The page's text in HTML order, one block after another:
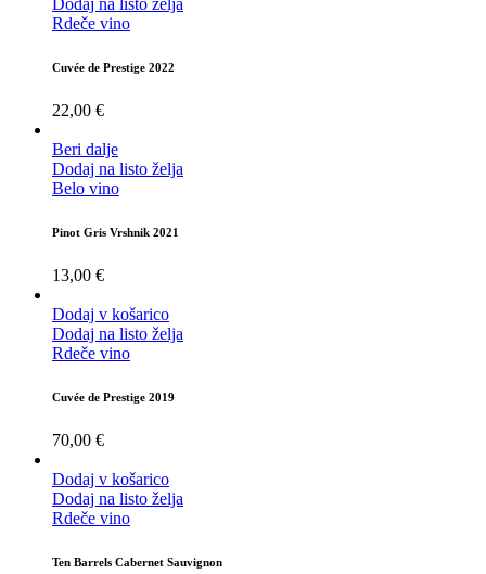
Rdeče vino
Cuvée de Prestige 2022
22,00 €
Beri dalje
Dodaj na listo želja
Belo vino
Pinot Gris Vrshnik 2021
13,00 €
Dodaj v košarico
Dodaj na listo želja
Rdeče vino
Cuvée de Prestige 2019
70,00 €
Dodaj v košarico
Dodaj na listo želja
Rdeče vino
Ten Barrels Cabernet Sauvignon